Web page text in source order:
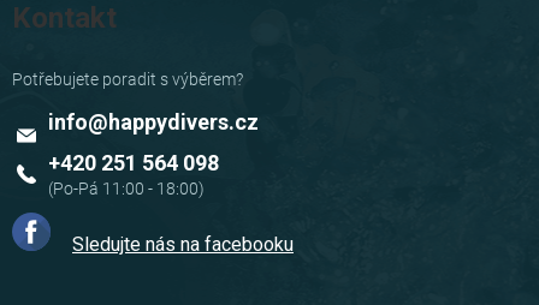
Kontakt
info@happydivers.cz
+420 251 564 098
Sledujte nás na facebooku